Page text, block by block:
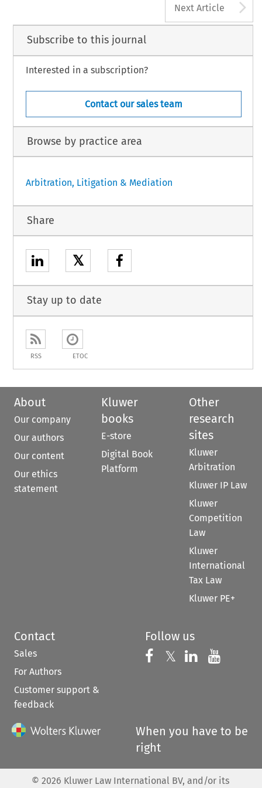
Next Article
Subscribe to this journal
Interested in a subscription?
Contact our sales team
Browse by practice area
Arbitration, Litigation & Mediation
Share
𝕏
Stay up to date
RSS ETOC
About
Our company
Our authors
Our content
Our ethics
statement
Kluwer
books
E-store
Digital Book
Platform
Other
research
sites
Kluwer
Arbitration
Kluwer IP Law
Kluwer
Competition
Law
Kluwer
International
Tax Law
Kluwer PE+
Contact
Sales
For Authors
Customer support &
feedback
Follow us
Follow us on
𝕏 Follow us on
Follow us
When you have to be
right
© 2026 Kluwer Law International BV, and/or its